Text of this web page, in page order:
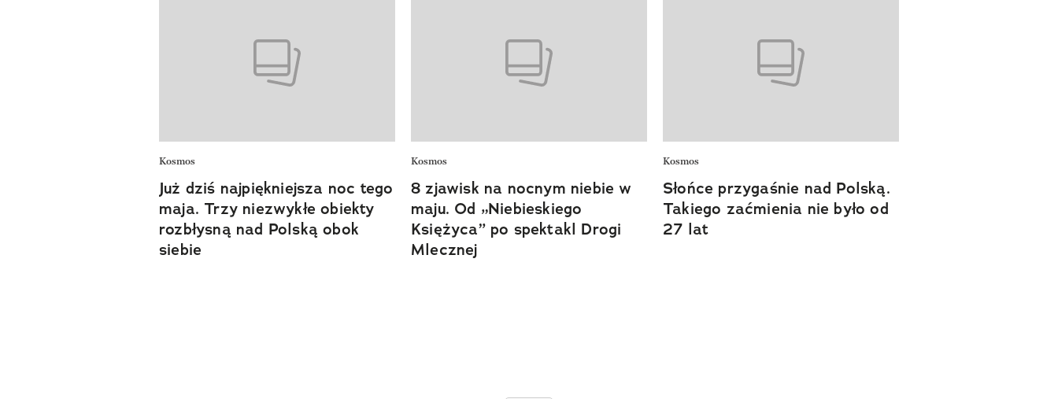
Kosmos
Już dziś najpiękniejsza noc tego
maja. Trzy niezwykłe obiekty
rozbłysną nad Polską obok
siebie
Kosmos
8 zjawisk na nocnym niebie w
maju. Od „Niebieskiego
Księżyca” po spektakl Drogi
Mlecznej
Kosmos
Słońce przygaśnie nad Polską.
Takiego zaćmienia nie było od
27 lat